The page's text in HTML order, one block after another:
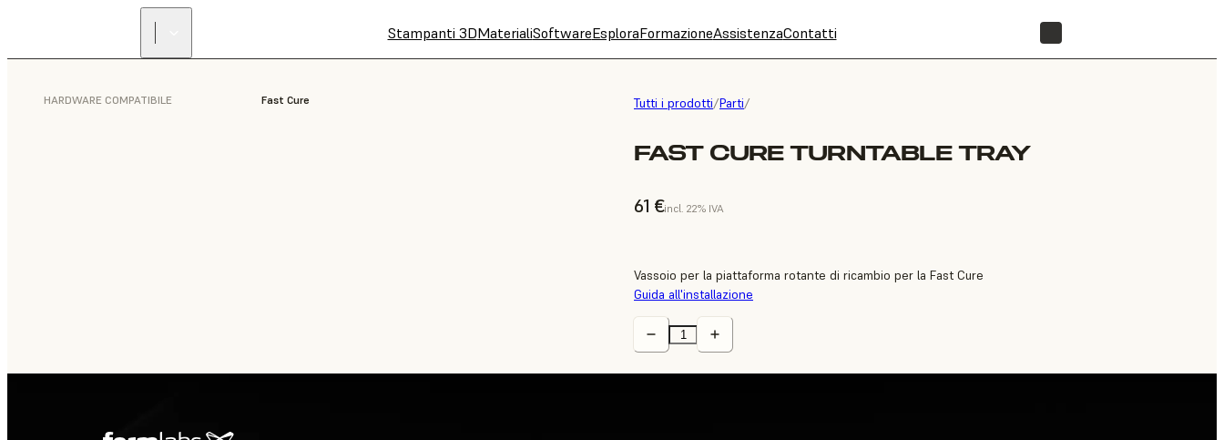
Stampanti 3DMaterialiSoftwareEsploraFormazioneAssistenzaContatti
Tutti i prodotti/Parti/
FAST CURE TURNTABLE TRAY
61 €incl. 22% IVA
HARDWARE COMPATIBILE Fast Cure
Vassoio per la piattaforma rotante di ricambio per la Fast Cure
Guida all'installazione